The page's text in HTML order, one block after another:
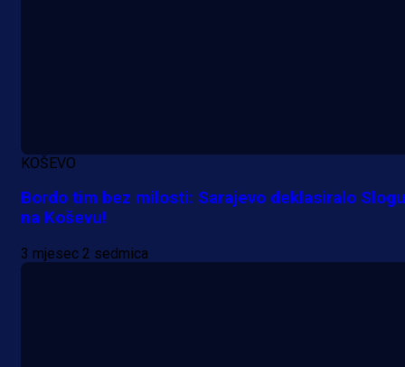
Bez pobjednika u Mostaru:
prvenstva!
3 h 10 min
KOŠEVO
Bordo tim bez milosti: Sarajevo deklasiralo Slogu
na Koševu!
3 mjesec 2 sedmica